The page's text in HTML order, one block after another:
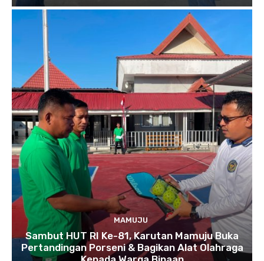
MAMUJU
Sambut HUT RI Ke-81, Karutan Mamuju Buka
Pertandingan Porseni & Bagikan Alat Olahraga